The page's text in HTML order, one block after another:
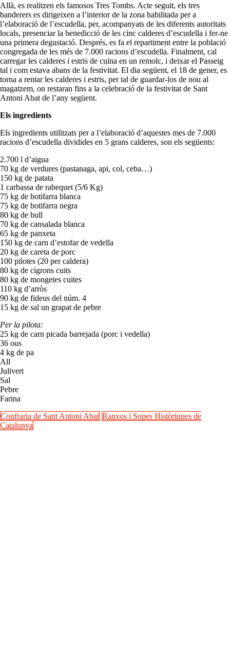
Allà, es realitzen els famosos Tres Tombs. Acte seguit, els tres
banderers es dirigeixen a l’interior de la zona habilitada per a
l’elaboració de l’escudella, per, acompanyats de les diferents autoritats
locals, presenciar la benedicció de les cinc calderes d’escudella i fer-ne
una primera degustació. Després, es fa el repartiment entre la població
congregada de les més de 7.000 racions d’escudella. Finalment, cal
carregar les calderes i estris de cuina en un remolc, i deixar el Passeig
tal i com estava abans de la festivitat. El dia següent, el 18 de gener, es
torna a rentar les calderes i estris, per tal de guardar-los de nou al
magatzem, on restaran fins a la celebració de la festivitat de Sant
Antoni Abat de l’any següent.
Els ingredients
Els ingredients utilitzats per a l’elaboració d’aquestes mes de 7.000
racions d’escudella dividides en 5 grans calderes, son els següents:
2.700 l d’aigua
70 kg de verdures (pastanaga, api, col, ceba…)
150 kg de patata
1 carbassa de rabequet (5/6 Kg)
75 kg de botifarra blanca
75 kg de botifarra negra
80 kg de bull
70 kg de cansalada blanca
65 kg de panxeta
150 kg de carn d’estofar de vedella
20 kg de careta de porc
100 pilotes (20 per caldera)
80 kg de cigrons cuits
80 kg de mongetes cuites
110 kg d’arròs
90 kg de fideus del núm. 4
15 kg de sal un grapat de pebre
Per la pilota:
25 kg de carn picada barrejada (porc i vedella)
36 ous
4 kg de pa
All
Julivert
Sal
Pebre
Farina
Confraria de Sant Antoni Abat Ranxos i Sopes Històriques de
Catalunya